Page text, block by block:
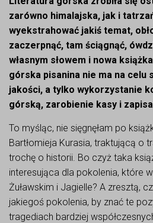
zarówno himalajska, jak i
wyekstrahować jakiś temat,
zaczerpnąć, tam ściągnąć,
własnym słowem i nowa
górska pisanina nie ma na celu
jakości, a tylko wykorzystanie
górską, zarobienie kasy i
To myśląc, nie sięgnęłam po
Bartłomieja Kurasia, traktującą o
trochę o historii. Bo czyż taka
interesująca dla pokolenia, które
Żuławskim i Jagielle? A zresztą,
jakiegoś pokolenia, by znać te
tragediach bardziej